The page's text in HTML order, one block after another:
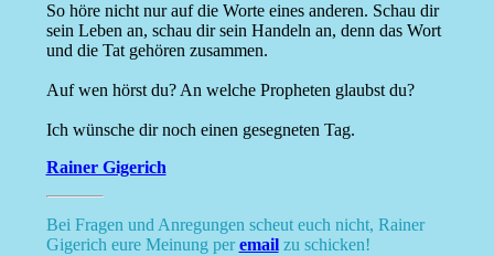
So höre nicht nur auf die Worte eines anderen. Schau dir
sein Leben an, schau dir sein Handeln an, denn das Wort
und die Tat gehören zusammen.
Auf wen hörst du? An welche Propheten glaubst du?
Ich wünsche dir noch einen gesegneten Tag.
Rainer Gigerich
Bei Fragen und Anregungen scheut euch nicht, Rainer
Gigerich eure Meinung peremailzu schicken!